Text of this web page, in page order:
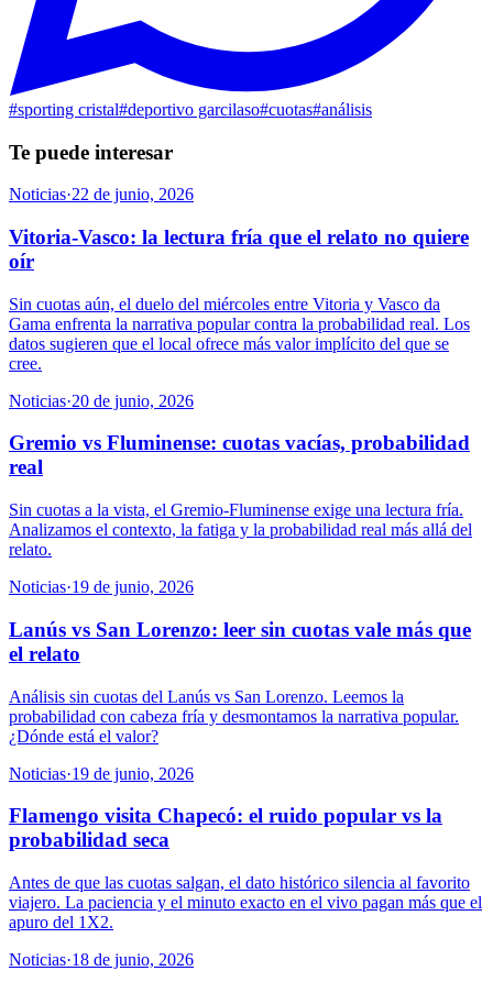
#sporting cristal#deportivo garcilaso#cuotas#análisis
Te puede interesar
Noticias·22 de junio, 2026
Vitoria-Vasco: la lectura fría que el relato no quiere
oír
Sin cuotas aún, el duelo del miércoles entre Vitoria y Vasco da
Gama enfrenta la narrativa popular contra la probabilidad real. Los
datos sugieren que el local ofrece más valor implícito del que se
cree.
Noticias·20 de junio, 2026
Gremio vs Fluminense: cuotas vacías, probabilidad
real
Sin cuotas a la vista, el Gremio-Fluminense exige una lectura fría.
Analizamos el contexto, la fatiga y la probabilidad real más allá del
relato.
Noticias·19 de junio, 2026
Lanús vs San Lorenzo: leer sin cuotas vale más que
el relato
Análisis sin cuotas del Lanús vs San Lorenzo. Leemos la
probabilidad con cabeza fría y desmontamos la narrativa popular.
¿Dónde está el valor?
Noticias·19 de junio, 2026
Flamengo visita Chapecó: el ruido popular vs la
probabilidad seca
Antes de que las cuotas salgan, el dato histórico silencia al favorito
viajero. La paciencia y el minuto exacto en el vivo pagan más que el
apuro del 1X2.
Noticias·18 de junio, 2026